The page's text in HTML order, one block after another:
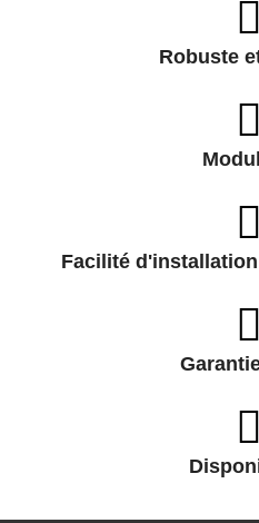
Robuste
Facilité